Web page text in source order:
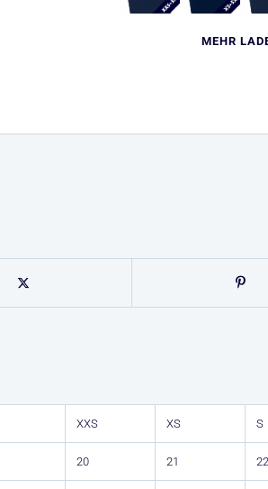
MEHR
XXS XS S
20 21